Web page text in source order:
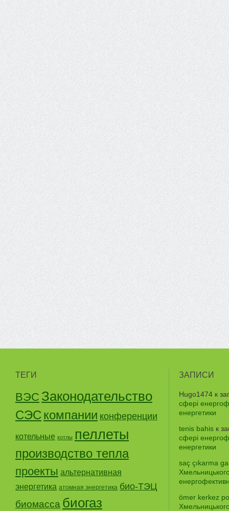
ТЕГИ
ВЭС Законодательство
СЭС компании конференции
котельные котлы пеллеты
производство тепла
проекты альтернативная
энергетика атомная энергетика био-ТЭЦ
биомасса биогаз
ЗАПИСИ
Hugo1474 к
сфері
енергетики
tenis bahis к
сфері
енергетики
saç çıkarma
ömer kerkez